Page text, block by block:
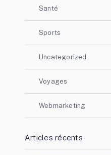
Santé
Sports
Uncategorized
Voyages
Webmarketing
Articles récents